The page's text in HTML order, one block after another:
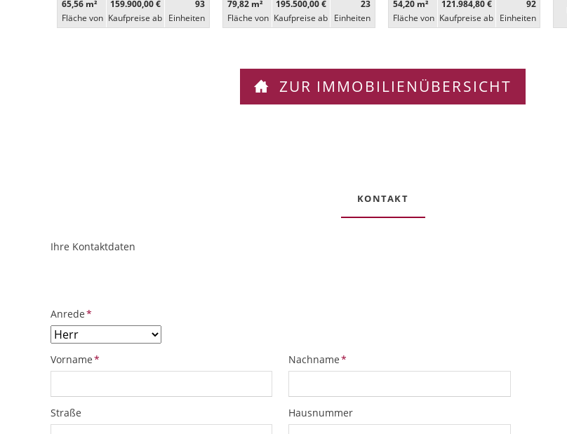
65,56 m²
Fläche von
159.900,00 €
Kaufpreise ab
93
Ein­heiten
79,82 m²
Fläche von
195.500,00 €
Kaufpreise ab
23
Ein­heiten
54,20 m²
Fläche von
121.984,80 €
Kaufpreise ab
92
Ein­heiten
ZUR IMMOBILIENÜBERSICHT
KONTAKT
ObjektPlatzhalter
URL
Ihre Kontaktdaten
Pflichtfeld
Anrede*
Pflichtfeld
Vorname* Pflichtfeld
Nachname*
Straße Hausnummer